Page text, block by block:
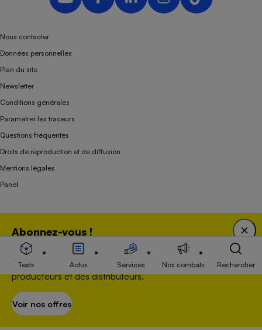
Abonnez-vous !
Bénéficiez d'une expertise unique tout en soutenant
une association 100 % indépendante de l'Etat, des
producteurs et des distributeurs.
Voir nos offres
Nous contacter
Données personnelles
Plan du site
Newsletter
Conditions générales
Paramétrer les traceurs
Questions fréquentes
Droits de reproduction et de diffusion
Mentions légales
Panel
Association indépendante de l’État, des syndicats, des producteurs et des
distributeurs depuis 1951.
Tests Actus Services Nos combats Rechercher